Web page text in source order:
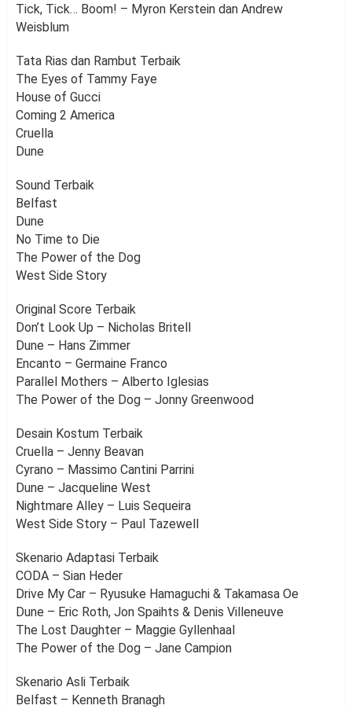
Tick, Tick… Boom! – Myron Kerstein dan Andrew
Weisblum
Tata Rias dan Rambut Terbaik
The Eyes of Tammy Faye
House of Gucci
Coming 2 America
Cruella
Dune
Sound Terbaik
Belfast
Dune
No Time to Die
The Power of the Dog
West Side Story
Original Score Terbaik
Don’t Look Up – Nicholas Britell
Dune – Hans Zimmer
Encanto – Germaine Franco
Parallel Mothers – Alberto Iglesias
The Power of the Dog – Jonny Greenwood
Desain Kostum Terbaik
Cruella – Jenny Beavan
Cyrano – Massimo Cantini Parrini
Dune – Jacqueline West
Nightmare Alley – Luis Sequeira
West Side Story – Paul Tazewell
Skenario Adaptasi Terbaik
CODA – Sian Heder
Drive My Car – Ryusuke Hamaguchi & Takamasa Oe
Dune – Eric Roth, Jon Spaihts & Denis Villeneuve
The Lost Daughter – Maggie Gyllenhaal
The Power of the Dog – Jane Campion
Skenario Asli Terbaik
Belfast – Kenneth Branagh